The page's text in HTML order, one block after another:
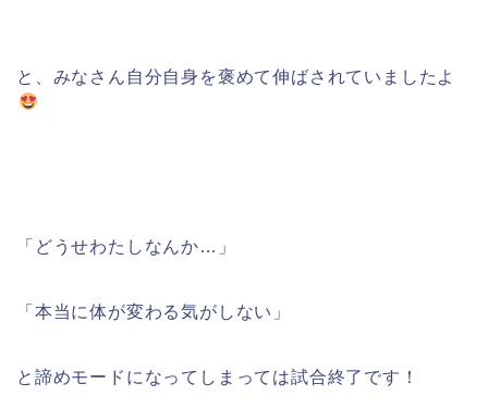
と、みなさん自分自身を褒めて伸ばされていましたよ
「どうせわたしなんか…」
「本当に体が変わる気がしない」
と諦めモードになってしまっては試合終了です！